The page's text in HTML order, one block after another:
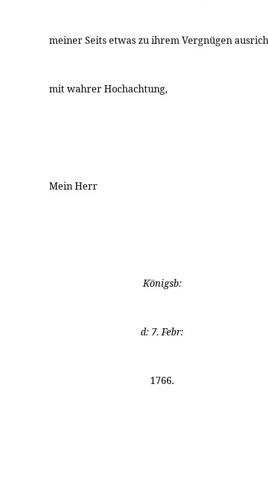
meiner Seits etwas zu ihrem Vergnügen
mit wahrer Hochachtung,
Mein Herr
Königsb:
d: 7. Febr:
1766.